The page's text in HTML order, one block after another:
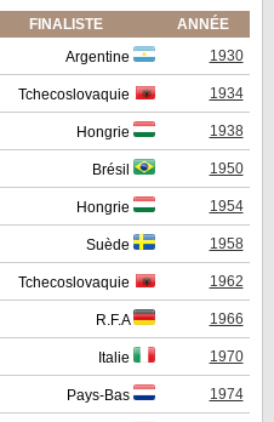
FINALISTE
ANNÉE
Argentine 1930
Tchecoslovaquie 1934
Hongrie 1938
Brésil 1950
Hongrie 1954
Suède 1958
Tchecoslovaquie 1962
R.F.A 1966
Italie 1970
Pays-Bas 1974